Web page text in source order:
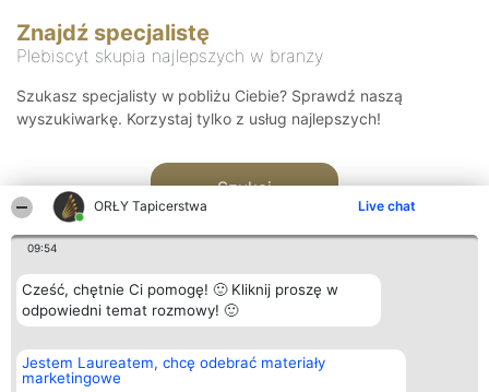
ORŁY Tapicerstwa Live chat
09:54
Cześć, chętnie Ci pomogę! 🙂 Kliknij proszę w
odpowiedni temat rozmowy! 🙂
Jestem Laureatem, chcę odebrać materiały
marketingowe
Znajdź specjalistę
Plebiscyt skupia najlepszych w branży
Szukasz specjalisty w pobliżu Ciebie? Sprawdź naszą
wyszukiwarkę. Korzystaj tylko z usług najlepszych!
Szukaj
Organizator plebiscytu
Bright Side Solutions sp. z o.
o. sp. k.
Plebiscyt
Laureaci
Kontakt
Kontakt